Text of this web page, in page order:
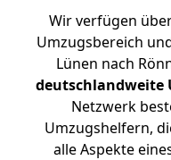
Wir verfügen
Umzugsbereich
Lünen nach
deutschlandweite
Netzwerk
Umzugshelfern,
alle Aspekte